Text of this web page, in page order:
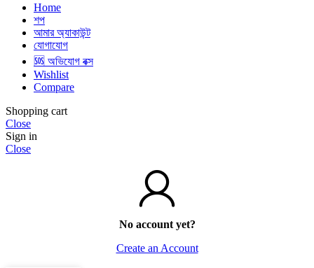
Home
শপ
আমার অ্যাকাউন্ট
যোগাযোগ
🆘 অভিযোগ বক্স
Wishlist
Compare
Shopping cart
Close
Sign in
Close
No account yet?
Create an Account